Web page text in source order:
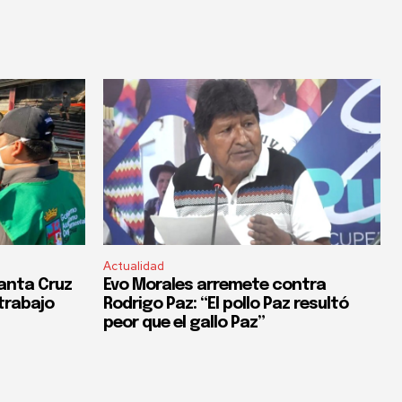
Cruz
Actualidad
Evo Morales arremete contra
Rodrigo Paz: “El pollo Paz resultó
peor que el gallo Paz”